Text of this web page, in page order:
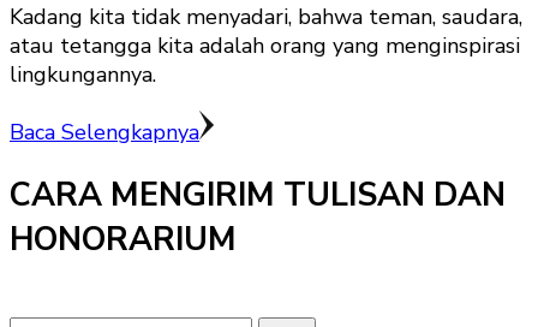
Kadang kita tidak menyadari, bahwa teman, saudara,
atau tetangga kita adalah orang yang menginspirasi
lingkungannya.
Baca Selengkapnya
CARA MENGIRIM TULISAN DAN
HONORARIUM